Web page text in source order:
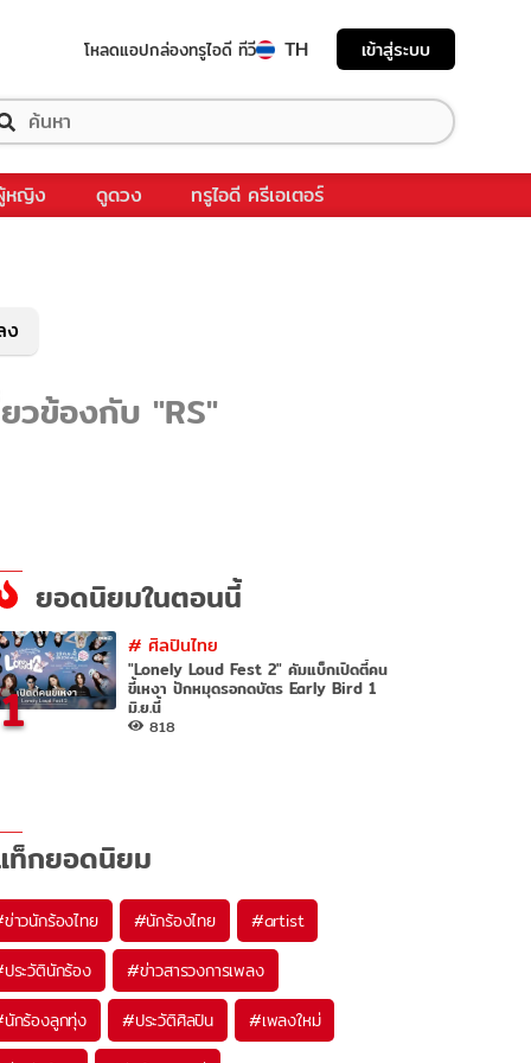
โหลดแอปกล่องทรูไอดี ทีวี TH เข้าสู่ระบบ
หญิง ดูดวง ทรูไอดี ครีเอเตอร์
ง
วข้องกับ "RS"
ยอดนิยมในตอนนี้
1
# ศิลปินไทย
"Lonely Loud Fest 2" คัมแบ็กเปิดตี้คน
ขี้เหงา ปักหมุดรอกดบัตร Early Bird 1
มิ.ย.นี้
818
ท็กยอดนิยม
ข่าวนักร้องไทย #นักร้องไทย #artist
ประวัตินักร้อง #ข่าวสารวงการเพลง
นักร้องลูกทุ่ง #ประวัติศิลปิน #เพลงใหม่